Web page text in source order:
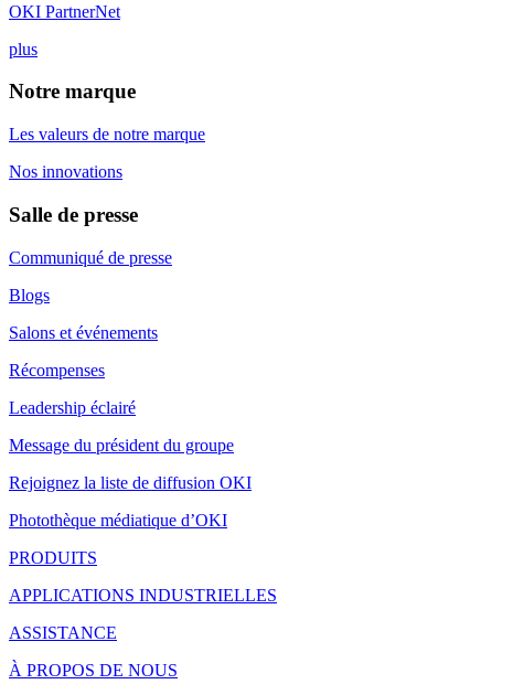
OKI PartnerNet
plus
Notre marque
Les valeurs de notre marque
Nos innovations
Salle de presse
Communiqué de presse
Blogs
Salons et événements
Récompenses
Leadership éclairé
Message du président du groupe
Rejoignez la liste de diffusion OKI
Photothèque médiatique d’OKI
PRODUITS
APPLICATIONS INDUSTRIELLES
ASSISTANCE
À PROPOS DE NOUS